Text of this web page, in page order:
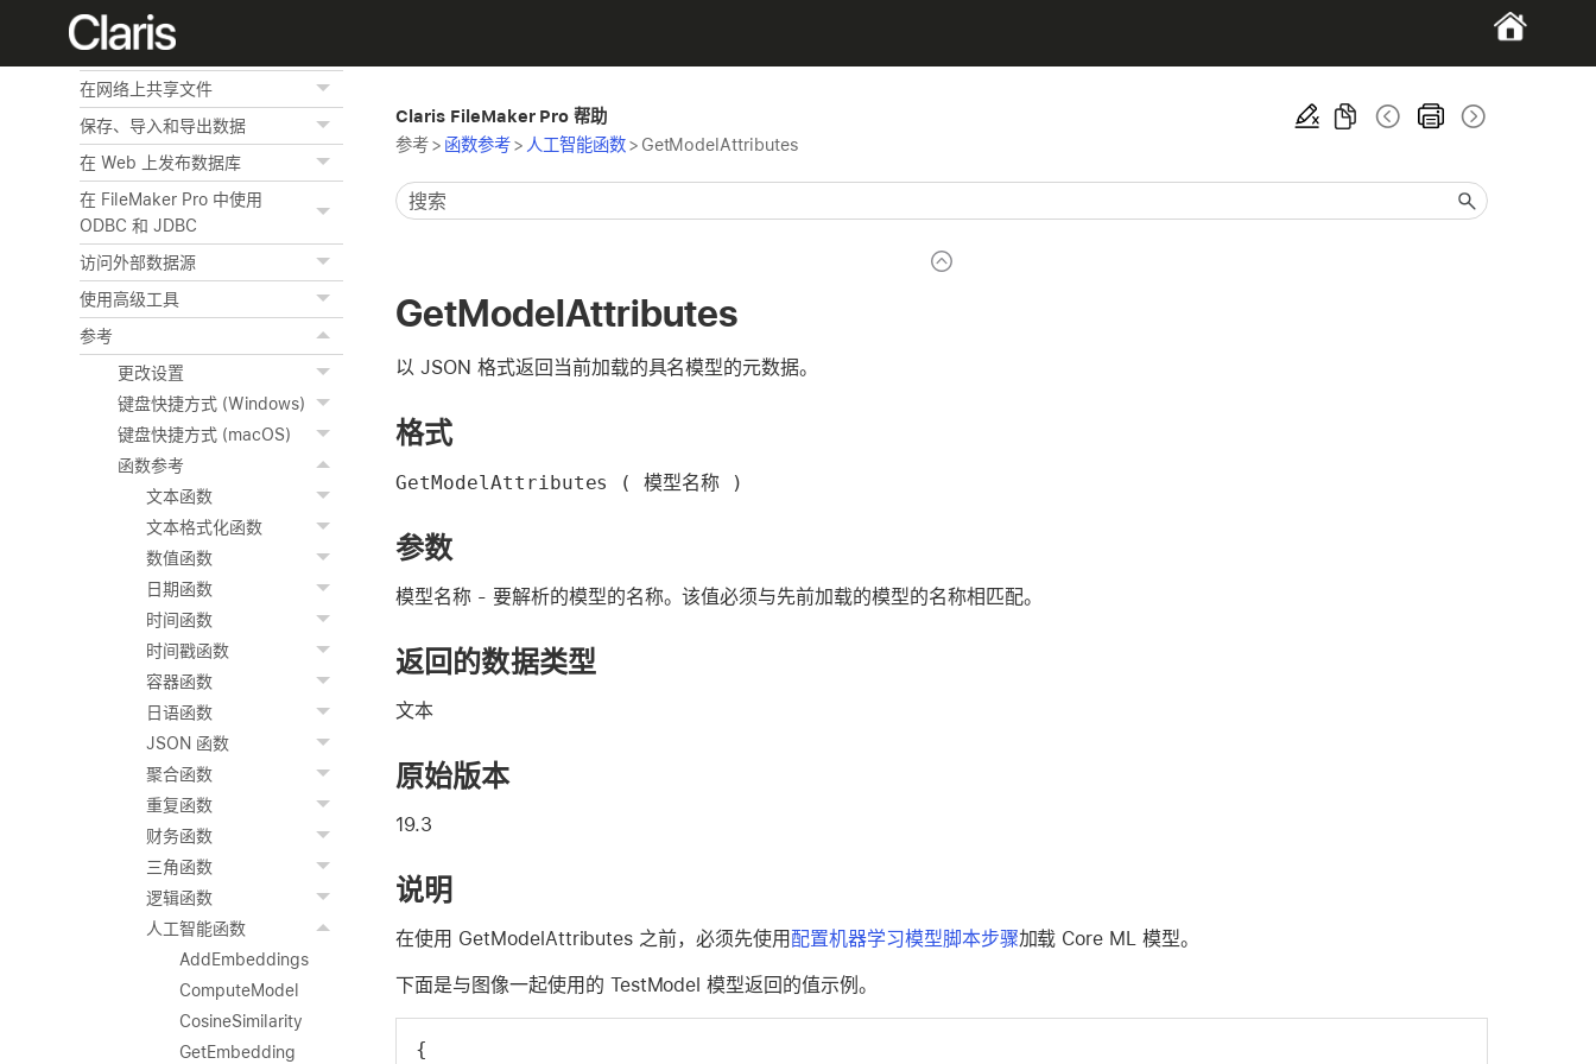
使用脚本自动执行任务
管理安全性
在网络上共享文件
保存、导入和导出数据
在 Web 上发布数据库
在 FileMaker Pro 中使用
ODBC 和 JDBC
访问外部数据源
使用高级工具
参考
更改设置
键盘快捷方式 (Windows)
键盘快捷方式 (macOS)
函数参考
文本函数
文本格式化函数
数值函数
日期函数
时间函数
时间戳函数
容器函数
日语函数
JSON 函数
聚合函数
重复函数
财务函数
三角函数
逻辑函数
人工智能函数
AddEmbeddings
ComputeModel
CosineSimilarity
GetEmbedding
Claris FileMaker Pro 帮助
参考> 函数参考> 人工智能函数> GetModelAttributes
GetModelAttributes
以 JSON 格式返回当前加载的具名模型的元数据。
格式
GetModelAttributes ( 模型名称 )
参数
模型名称- 要解析的模型的名称。该值必须与先前加载的模型的名称相匹配。
返回的数据类型
文本
原始版本
19.3
说明
在使用 GetModelAttributes 之前，必须先使用 配置机器学习模型脚本步骤加载 Core ML 模型。
下面是与图像一起使用的 TestModel 模型返回的值示例。
{